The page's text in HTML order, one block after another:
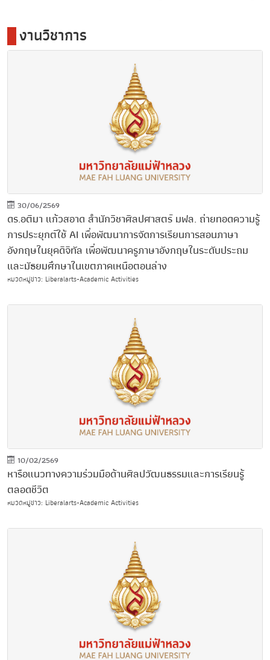
งานวิชาการ
30/06/2569
ดร.อติมา แก้วสอาด สำนักวิชาศิลปศาสตร์ มฟล. ถ่ายทอดความรู้
การประยุกต์ใช้ AI เพื่อพัฒนาการจัดการเรียนการสอนภาษา
อังกฤษในยุคดิจิทัล เพื่อพัฒนาครูภาษาอังกฤษในระดับประถม
และมัธยมศึกษาในเขตภาคเหนือตอนล่าง
หมวดหมู่ข่าว: Liberalarts-Academic Activities
10/02/2569
หารือแนวทางความร่วมมือด้านศิลปวัฒนธรรมและการเรียนรู้
ตลอดชีวิต
หมวดหมู่ข่าว: Liberalarts-Academic Activities